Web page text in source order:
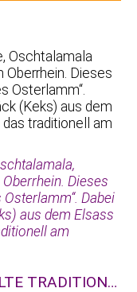
Dieses
Dabei
aus dem Elsass
am
TRADITION…